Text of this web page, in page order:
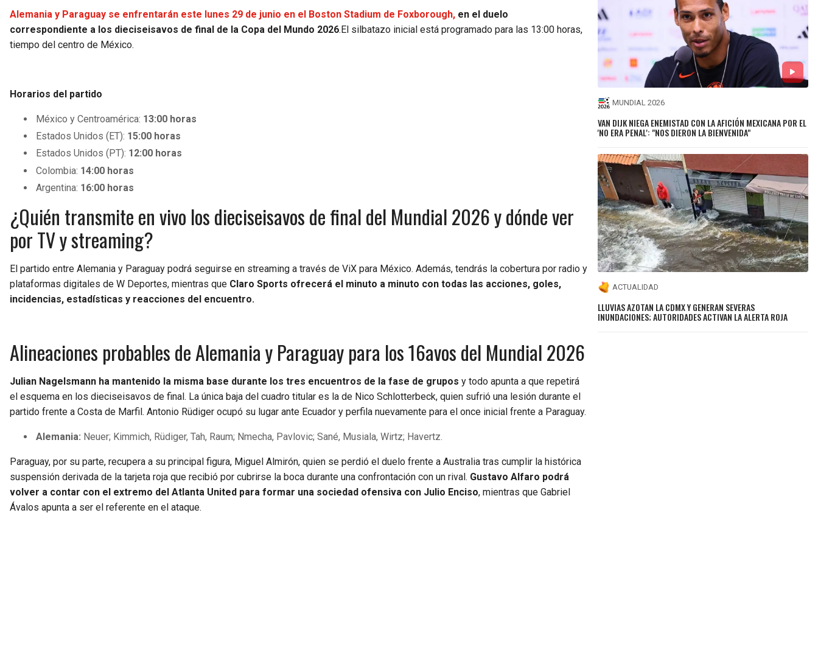
Alemania y Paraguay se enfrentarán este lunes 29 de junio en el Boston Stadium de Foxborough, en el duelo
correspondiente a los dieciseisavos de final de la Copa del Mundo 2026.El silbatazo inicial está programado para las 13:00 horas,
tiempo del centro de México.
Horarios del partido
México y Centroamérica: 13:00 horas
Estados Unidos (ET): 15:00 horas
Estados Unidos (PT): 12:00 horas
Colombia: 14:00 horas
Argentina: 16:00 horas
¿Quién transmite en vivo los dieciseisavos de final del Mundial 2026 y dónde ver
por TV y streaming?
El partido entre Alemania y Paraguay podrá seguirse en streaming a través de ViX para México. Además, tendrás la cobertura por radio y
plataformas digitales de W Deportes, mientras que Claro Sports ofrecerá el minuto a minuto con todas las acciones, goles,
incidencias, estadísticas y reacciones del encuentro.
Alineaciones probables de Alemania y Paraguay para los 16avos del Mundial 2026
Julian Nagelsmann ha mantenido la misma base durante los tres encuentros de la fase de grupos y todo apunta a que repetirá
el esquema en los dieciseisavos de final. La única baja del cuadro titular es la de Nico Schlotterbeck, quien sufrió una lesión durante el
partido frente a Costa de Marfil. Antonio Rüdiger ocupó su lugar ante Ecuador y perfila nuevamente para el once inicial frente a Paraguay.
Alemania: Neuer; Kimmich, Rüdiger, Tah, Raum; Nmecha, Pavlovic; Sané, Musiala, Wirtz; Havertz.
Paraguay, por su parte, recupera a su principal figura, Miguel Almirón, quien se perdió el duelo frente a Australia tras cumplir la histórica
suspensión derivada de la tarjeta roja que recibió por cubrirse la boca durante una confrontación con un rival. Gustavo Alfaro podrá
volver a contar con el extremo del Atlanta United para formar una sociedad ofensiva con Julio Enciso, mientras que Gabriel
Ávalos apunta a ser el referente en el ataque.
MUNDIAL 2026
VAN DIJK NIEGA ENEMISTAD CON LA AFICIÓN MEXICANA POR EL
'NO ERA PENAL': "NOS DIERON LA BIENVENIDA"
ACTUALIDAD
LLUVIAS AZOTAN LA CDMX Y GENERAN SEVERAS
INUNDACIONES; AUTORIDADES ACTIVAN LA ALERTA ROJA